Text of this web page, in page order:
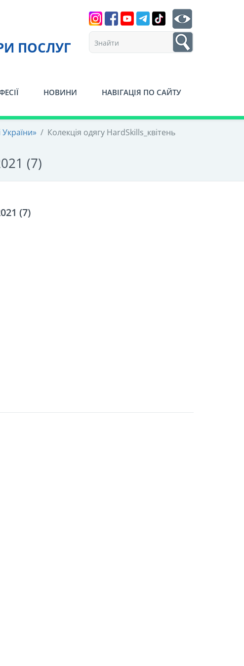
ПОСЛУГ 1
НОВИНИ НАВІГАЦІЯ ПО САЙТУ
/ Колекція одягу HardSkills_квітень
(7)
(7)